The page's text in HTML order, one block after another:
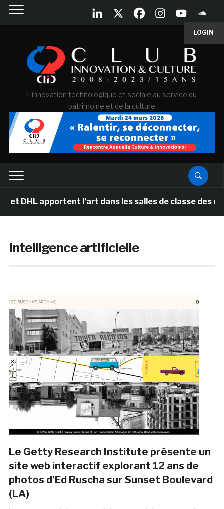
LOGIN
L'innovation technologique et sociale au service du
patrimoine et de la culture
l’art dans les salles de classe des écoles
Intelligence artificielle
Le Getty Research Institute présente un
site web interactif explorant 12 ans de
photos d’Ed Ruscha sur Sunset Boulevard
(LA)